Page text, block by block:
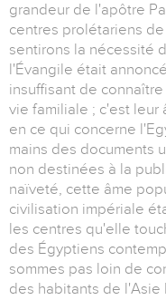
grandeur de l'apôtre
centres prolétariens
sentirons la nécessité
l'Évangile était
insuffisant de
vie familiale ; c'est leur
en ce qui concerne
mains des documents
non destinées à la
naïveté, cette âme
civilisation impériale
les centres qu'elle
des Égyptiens
sommes pas loin de
des habitants de l'Asie